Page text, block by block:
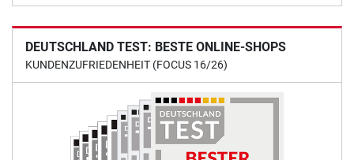
DEUTSCHLAND TEST: BESTE ONLINE-SHOPS
KUNDENZUFRIEDENHEIT (FOCUS 16/26)